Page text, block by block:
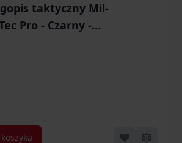
taktyczny Mil-
Pro - Czarny -